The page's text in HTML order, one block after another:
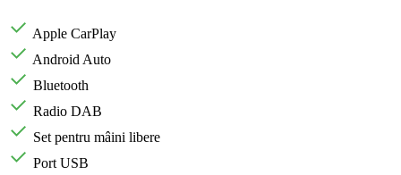
Apple CarPlay
Android Auto
Bluetooth
Radio DAB
Set pentru mâini libere
Port USB